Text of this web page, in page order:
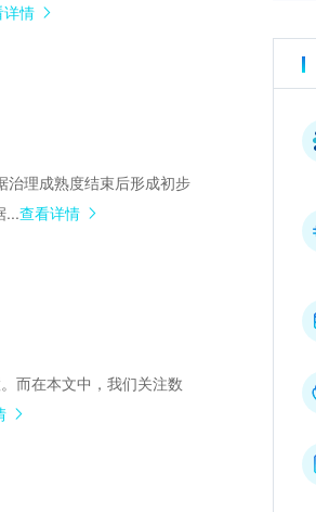
详情
治理成熟度结束后形成初步
...查看详情
而在本文中，我们关注数